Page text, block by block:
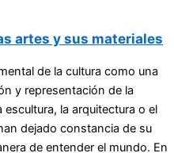
artes y sus materiales
de la cultura como una
y representación de la
escultura, la arquitectura o el
dejado constancia de su
de entender el mundo. En